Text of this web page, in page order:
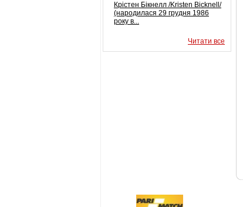
Крістен Бікнелл /Kristen Bicknell/
(народилася 29 грудня 1986
року в...
Читати все